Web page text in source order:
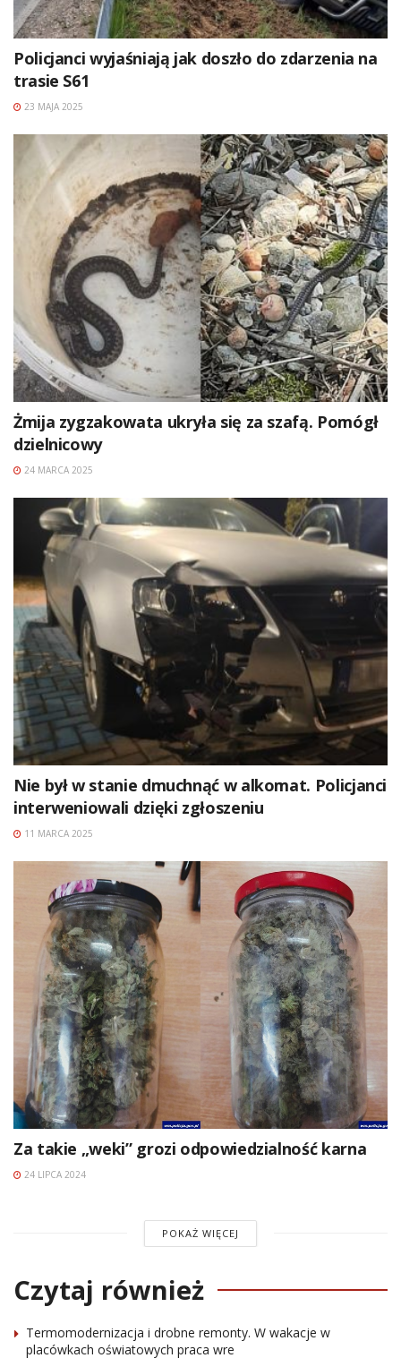
Policjanci wyjaśniają jak doszło do zdarzenia na
trasie S61
23 MAJA 2025
Żmija zygzakowata ukryła się za szafą. Pomógł
dzielnicowy
24 MARCA 2025
Nie był w stanie dmuchnąć w alkomat. Policjanci
interweniowali dzięki zgłoszeniu
11 MARCA 2025
Za takie „weki” grozi odpowiedzialność karna
24 LIPCA 2024
POKAŻ WIĘCEJ
Czytaj również
Termomodernizacja i drobne remonty. W wakacje w
placówkach oświatowych praca wre